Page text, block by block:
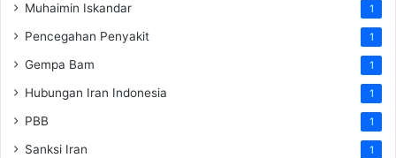
Muhaimin Iskandar 1
Pencegahan Penyakit 1
Gempa Bam 1
Hubungan Iran Indonesia 1
PBB 1
Sanksi Iran 1